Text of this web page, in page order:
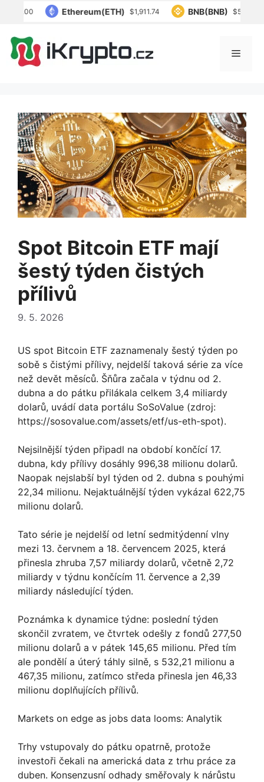
Přeskočit
obsah
Ethereum(ETH) $1,911.74 BNB(BNB) $594.83
Menu
Spot Bitcoin ETF mají
šestý týden čistých
přílivů
9. 5. 2026
US spot Bitcoin ETF zaznamenaly šestý týden po
sobě s čistými přílivy, nejdelší taková série za více
než devět měsíců. Šňůra začala v týdnu od 2.
dubna a do pátku přilákala celkem 3,4 miliardy
dolarů, uvádí data portálu SoSoValue (zdroj:
https://sosovalue.com/assets/etf/us-eth-spot).
Nejsilnější týden připadl na období končící 17.
dubna, kdy přílivy dosáhly 996,38 milionu dolarů.
Naopak nejslabší byl týden od 2. dubna s pouhými
22,34 milionu. Nejaktuálnější týden vykázal 622,75
milionu dolarů.
Tato série je nejdelší od letní sedmitýdenní vlny
mezi 13. červnem a 18. červencem 2025, která
přinesla zhruba 7,57 miliardy dolarů, včetně 2,72
miliardy v týdnu končícím 11. července a 2,39
miliardy následující týden.
Poznámka k dynamice týdne: poslední týden
skončil zvratem, ve čtvrtek odešly z fondů 277,50
milionu dolarů a v pátek 145,65 milionu. Před tím
ale pondělí a úterý táhly silně, s 532,21 milionu a
467,35 milionu, zatímco středa přinesla jen 46,33
milionu doplňujících přílivů.
Markets on edge as jobs data looms: Analytik
Trhy vstupovaly do pátku opatrně, protože
investoři čekali na americká data z trhu práce za
duben. Konsenzusní odhady směřovaly k nárůstu